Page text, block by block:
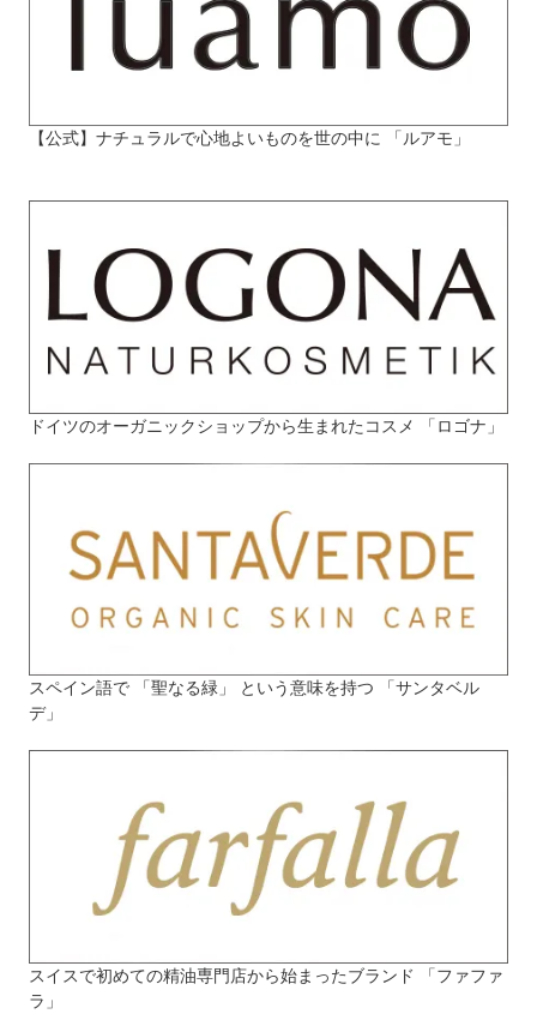
【公式】ナチュラルで心地よいものを世の中に 「ルアモ」
ドイツのオーガニックショップから生まれたコスメ 「ロゴナ」
スペイン語で 「聖なる緑」 という意味を持つ 「サンタベル
デ」
スイスで初めての精油専門店から始まったブランド 「ファファ
ラ」